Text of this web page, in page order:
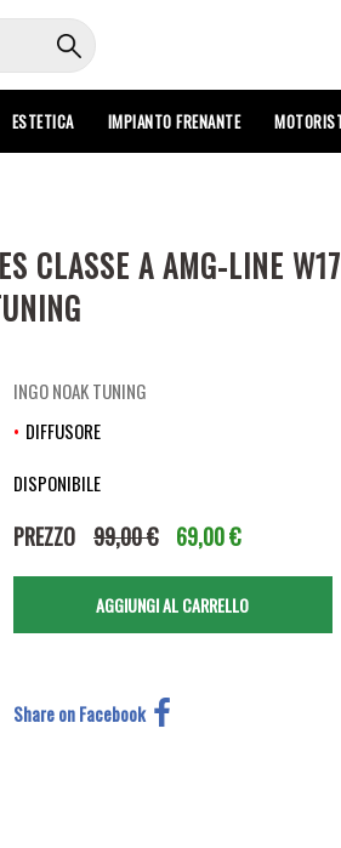
ESTETICA IMPIANTO FRENANTE
CLASSE A AMG-LINE
INGO NOAK TUNING
DIFFUSORE
DISPONIBILE
PREZZO 99,00 € 69,00 €
Share on Facebook